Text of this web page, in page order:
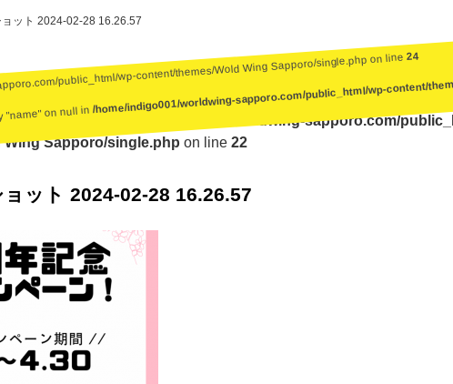
ョット 2024-02-28 16.26.57
array key 0 in
/home/indigo001/worldwing-sapporo.com/
Wing Sapporo/single.php on line 22
public_html/wp-content/themes/Wold Wing Sapporo/single.php on line24
"name" on null in
/home/indigo001/worldwing-sapporo.com/public_html/wp-content/
ット 2024-02-28 16.26.57